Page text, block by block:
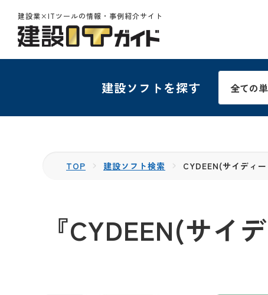
建設業×ITツールの情報・事例紹介サイト
建設ソフトを探す
TOP 建設ソフト検索 CYDEEN(サイディ
『CYDEEN(サイ